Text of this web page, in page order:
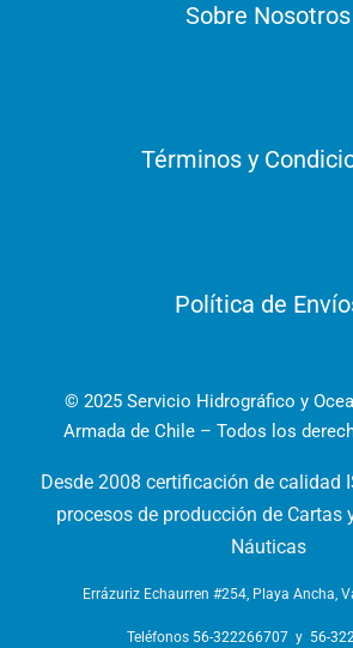
Sobre Nosotros
Términos y
Política de
© 2025 Servicio Hidrográfico y
Armada de Chile – Todos los
Desde 2008 certificación de calidad
procesos de producción de Cartas
Náuticas
Errázuriz Echaurren #254, Playa Ancha,
Teléfonos 56-322266707 y 56-